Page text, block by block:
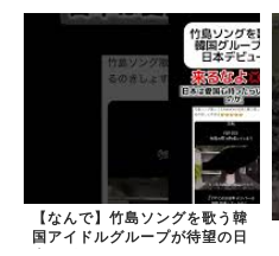
【なんで】竹島ソングを歌う韓
国アイドルグループが待望の日